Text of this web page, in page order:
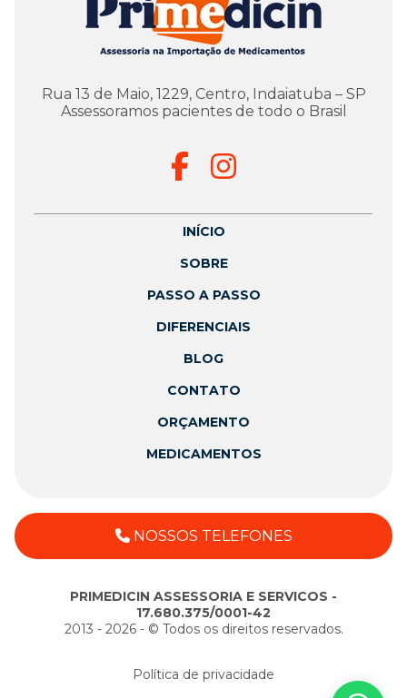
Rua 13 de Maio, 1229, Centro, Indaiatuba – SP
Assessoramos pacientes de todo o Brasil
INÍCIO
SOBRE
PASSO A PASSO
DIFERENCIAIS
BLOG
CONTATO
ORÇAMENTO
MEDICAMENTOS
NOSSOS TELEFONES
PRIMEDICIN ASSESSORIA E SERVICOS -
17.680.375/0001-42
2013 - 2026 - ©️ Todos os direitos reservados.
Política de privacidade